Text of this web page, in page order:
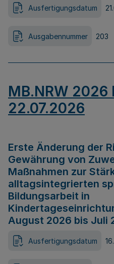
Ausfertigungsdatum
Ausgabennummer 203
MB.NRW 2026
22.07.2026
Erste Änderung der
Gewährung von
Maßnahmen zur
alltagsintegrierten
Bildungsarbeit in
August 2026 bis Juli
Ausfertigungsdatum